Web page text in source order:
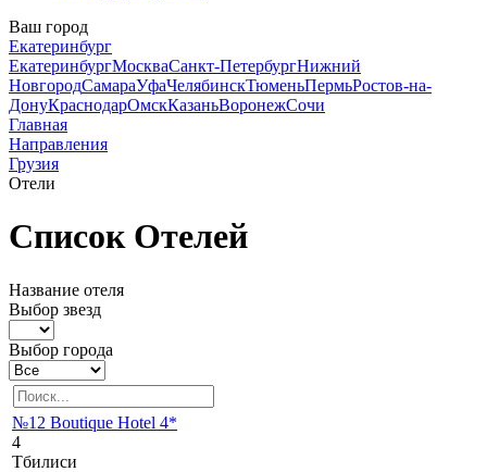
Ваш город
Екатеринбург
ЕкатеринбургМоскваСанкт-ПетербургНижний
НовгородСамараУфаЧелябинскТюменьПермьРостов-на-
ДонуКраснодарОмскКазаньВоронежСочи
Главная
Направления
Грузия
Отели
Список Отелей
Название отеля
Выбор звезд
Выбор города
№12 Boutique Hotel 4*
4
Тбилиси